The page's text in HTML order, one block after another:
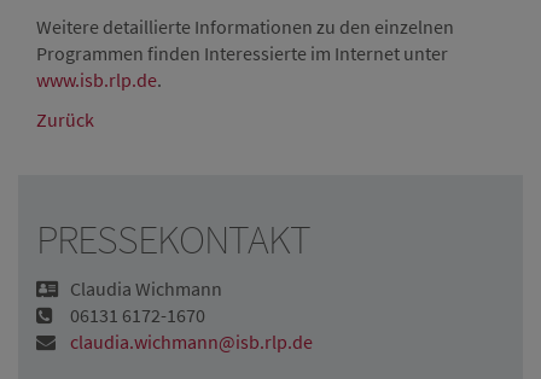
Weitere detaillierte Informationen zu den einzelnen
Programmen finden Interessierte im Internet unter
www.isb.rlp.de.
Zurück
PRESSEKONTAKT
Claudia Wichmann
06131 6172-1670
claudia.wichmann@isb.rlp.de